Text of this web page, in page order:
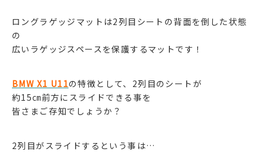
ロングラゲッジマットは2列目シートの背面を倒した状態
の
広いラゲッジスペースを保護するマットです！
BMW X1 U11の特徴として、2列目のシートが
約15㎝前方にスライドできる事を
皆さまご存知でしょうか？
2列目がスライドするという事は…